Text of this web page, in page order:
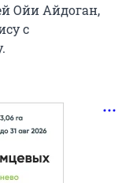
Ойи Айдоган,
с